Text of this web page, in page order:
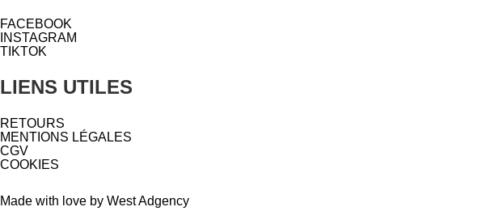
FACEBOOK
INSTAGRAM
TIKTOK
LIENS UTILES
RETOURS
MENTIONS LÉGALES
CGV
COOKIES
Made with love by West Adgency